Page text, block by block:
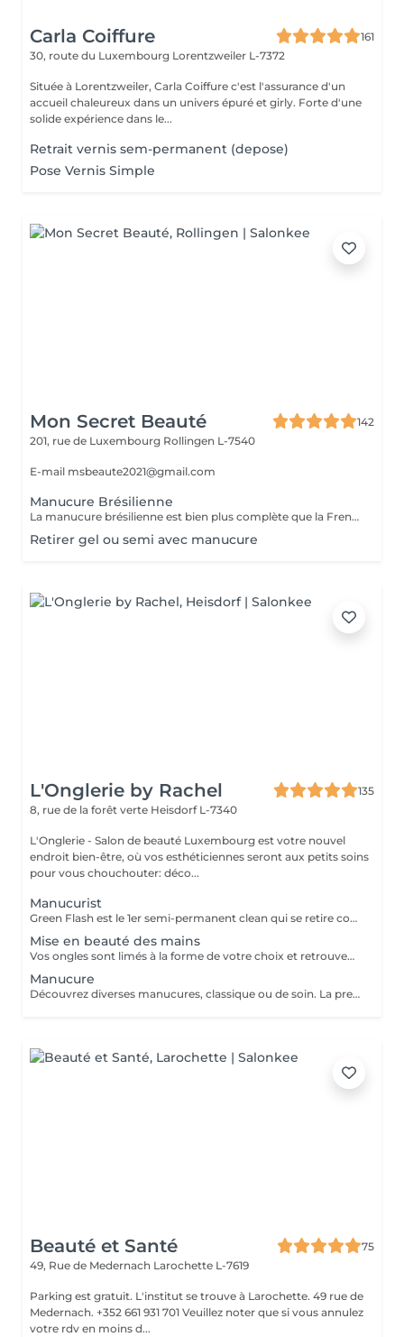
Carla Coiffure
161
30, route du Luxembourg Lorentzweiler L-7372
Située à Lorentzweiler, Carla Coiffure c'est l'assurance d'un
accueil chaleureux dans un univers épuré et girly. Forte d'une
solide expérience dans le...
Retrait vernis sem-permanent (depose)
Pose Vernis Simple
Mon Secret Beauté
142
201, rue de Luxembourg Rollingen L-7540
E-mail msbeaute2021@gmail.com
Manucure Brésilienne
La manucure brésilienne est bien plus complète que la French manucure puisqu'il s'agit d'un soin complet des mains, des ongles et des cuticules. L'objectif est d'hydrater les mains et les ongles, avec des produits doux et écologiques (les produits utilisés ne nécessitent pas d'eau), et des massages. Elle peut d'ailleurs être aussi bien réalisée sur les ongles de pieds : les professionnels vont alors en même temps traiter et masser les pieds.
Retirer gel ou semi avec manucure
L'Onglerie by Rachel
135
8, rue de la forêt verte Heisdorf L-7340
L'Onglerie - Salon de beauté Luxembourg est votre nouvel
endroit bien-être, où vos esthéticiennes seront aux petits soins
pour vous chouchouter: déco...
Manucurist
Green Flash est le 1er semi-permanent clean qui se retire comme un vernis, sans abîmer les ongles. Composé à 84% d'ingrédients bio-sourcés, il est 12-free, vegan, cruelty free et ne contient pas de "bad ingredients (perturbateur endocrinien, CMR, monomère sensibilisant, hydroquinones...). La tenue et la brillance sont garanties 10 jours. Il se retire aussi facilement qu'un vernis classique, avec un dissolvant doux, sans acétone. Vous pouvez de ce fait retirer le vernis vous-même, chez vous ou opter pour un nouveau rendez-vous afin de poser une nouvelle couleur. Exclusivité
Mise en beauté des mains
Vos ongles sont limés à la forme de votre choix et retrouvent leur beauté naturelle ! Ils sont traités et hydratés en profondeur
Manucure
Découvrez diverses manucures, classique ou de soin. La prestation sera entièrement personnalisée selon vos besoins et vos envies
Beauté et Santé
75
49, Rue de Medernach Larochette L-7619
Parking est gratuit. L'institut se trouve à Larochette. 49 rue de
Medernach. +352 661 931 701 Veuillez noter que si vous annulez
votre rdv en moins d...